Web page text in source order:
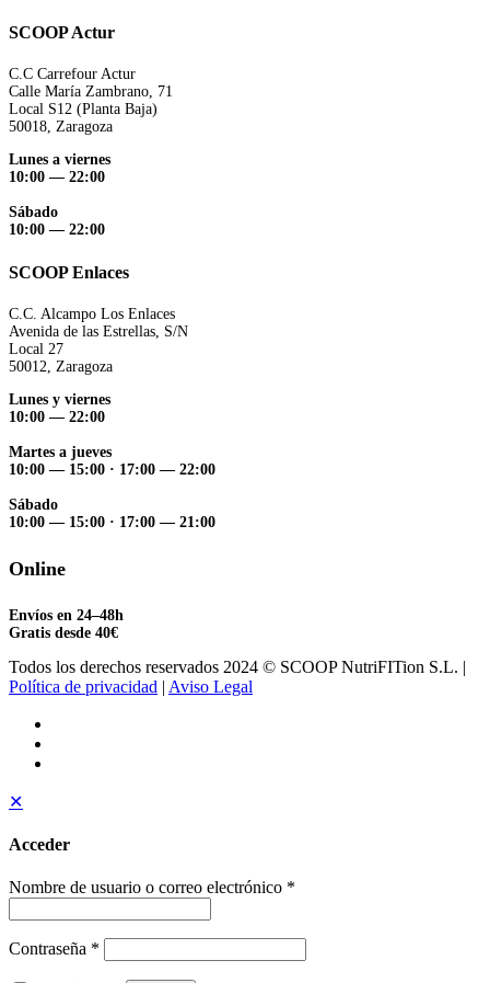
SCOOP Actur
C.C Carrefour Actur
Calle María Zambrano, 71
Local S12 (Planta Baja)
50018, Zaragoza
Lunes a viernes
10:00 — 22:00
Sábado
10:00 — 22:00
SCOOP Enlaces
C.C. Alcampo Los Enlaces
Avenida de las Estrellas, S/N
Local 27
50012, Zaragoza
Lunes y viernes
10:00 — 22:00
Martes a jueves
10:00 — 15:00 · 17:00 — 22:00
Sábado
10:00 — 15:00 · 17:00 — 21:00
Online
Envíos en 24–48h
Gratis desde 40€
Todos los derechos reservados 2024 © SCOOP NutriFITion S.L. |
Política de privacidad | Aviso Legal
✕
Acceder
Nombre de usuario o correo electrónico *
Contraseña *